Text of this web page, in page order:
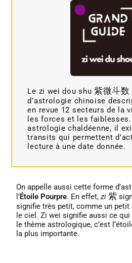
Le zi wei dou shu紫微斗数
d’astrologie chinoise
en revue 12 secteurs de la
les forces et les
astrologie chaldéenne, il
transits qui permettent
lecture à une date donnée.
On appelle aussi cette forme
l’Étoile Pourpre. En effet,zi 紫
signifie très petit, comme un petit
le ciel. Zi wei signifie aussi ce
le thème astrologique, c’est
la plus importante.